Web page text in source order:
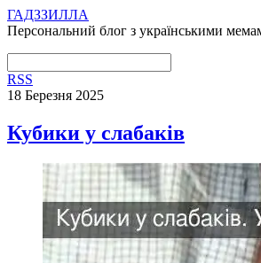
ГАДЗЗИЛЛА
Персональний блог з українськими
RSS
18 Березня 2025
Кубики у слабаків